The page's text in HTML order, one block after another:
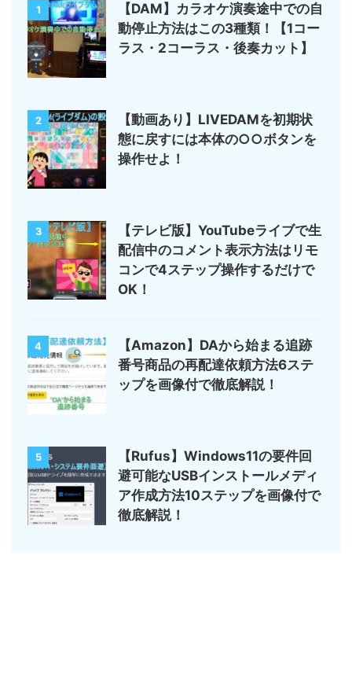
1
【DAM】カラオケ演奏途中での自
動停止方法はこの3種類！【1コー
ラス・2コーラス・後奏カット】
2
【動画あり】LIVEDAMを初期状
態に戻すには本体の○○ボタンを
操作せよ！
3
【テレビ版】YouTubeライブで生
配信中のコメント表示方法はリモ
コンで4ステップ操作するだけで
OK！
4
【Amazon】DAから始まる追跡
番号商品の再配達依頼方法6ステ
ップを画像付で徹底解説！
5
【Rufus】Windows11の要件回
避可能なUSBインストールメディ
ア作成方法10ステップを画像付で
徹底解説！